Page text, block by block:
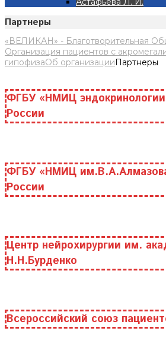
Партнеры
«ВЕЛИКАН» - Благотворительная
Организация пациентов с
гипофизаОб организацииПартнеры
ФГБУ «НМИЦ
России
ФГБУ «НМИЦ
России
Центр нейрохирургии им.
Н.Н.Бурденко
Всероссийский союз